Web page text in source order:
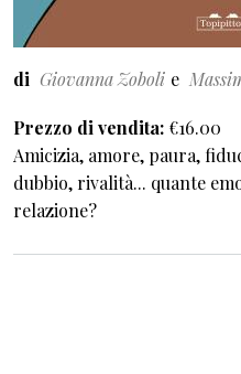
di Giovanna Zoboli
Prezzo di vendita €16.00
Amicizia, amore, paura,
dubbio, rivalità... quante
relazione?